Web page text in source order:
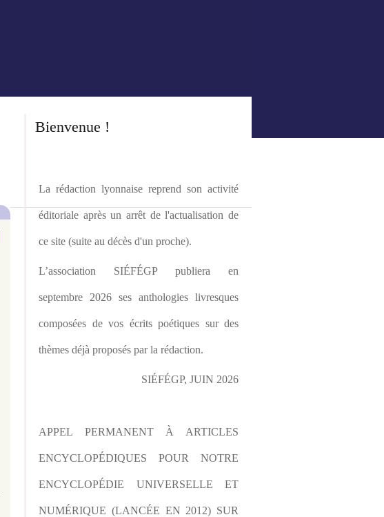
Bienvenue !
La rédaction lyonnaise reprend son activité
éditoriale après un arrêt de l'actualisation de
ce site (suite au décès d'un proche).
L’association SIÉFÉGP publiera en
septembre 2026 ses anthologies livresques
composées de vos écrits poétiques sur des
thèmes déjà proposés par la rédaction.
SIÉFÉGP, JUIN 2026
APPEL PERMANENT À ARTICLES
ENCYCLOPÉDIQUES POUR NOTRE
ENCYCLOPÉDIE UNIVERSELLE ET
NUMÉRIQUE (LANCÉE EN 2012) SUR